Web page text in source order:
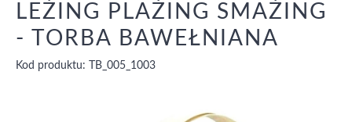
LEŻING PLAŻING SMAŻING
- TORBA BAWEŁNIANA
Kod produktu: TB_005_1003